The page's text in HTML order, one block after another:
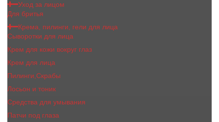
Уход за лицом
Для бритья
Крема, пилинги, гели для лица
Сыворотки для лица
Крем для кожи вокруг глаз
Крем для лица
Пилинги,Скрабы
Лосьон и тоник
Средства для умывания
Патчи под глаза